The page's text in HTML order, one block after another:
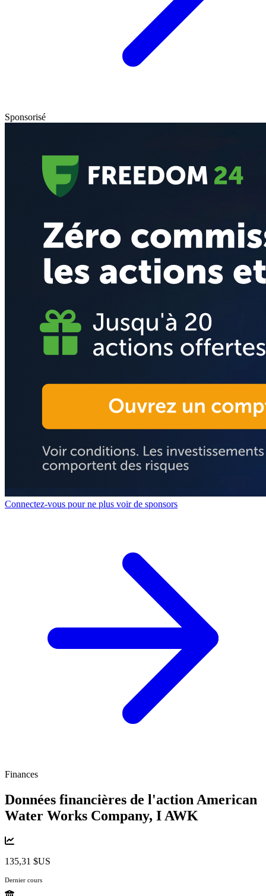
Sponsorisé
Connectez-vous pour ne plus voir de sponsors
Finances
Données financières de l'action American
Water Works Company, I AWK
135,31 $US
Dernier cours